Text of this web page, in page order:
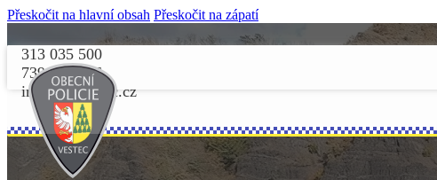
Přeskočit na hlavní obsah Přeskočit na zápatí
313 035 500
739 156 156
info@opvestec.cz